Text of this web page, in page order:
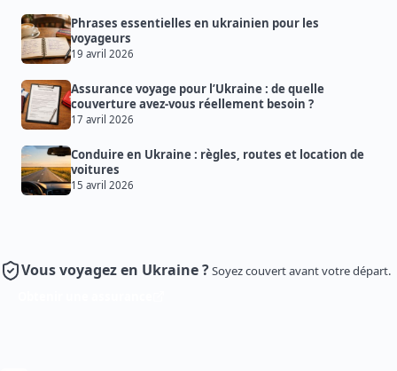
Phrases essentielles en ukrainien pour les
voyageurs
19 avril 2026
Assurance voyage pour l’Ukraine : de quelle
couverture avez-vous réellement besoin ?
17 avril 2026
Conduire en Ukraine : règles, routes et location de
voitures
15 avril 2026
Vous voyagez en Ukraine ?Soyez couvert avant votre départ.